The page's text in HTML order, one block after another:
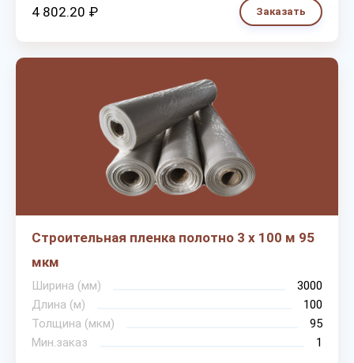
4 802.20 ₽ Заказать
Строительная пленка полотно 3 х 100 м 95
мкм
Ширина (мм)
3000
Длина (м)
100
Толщина (мкм)
95
Мин.заказ
1